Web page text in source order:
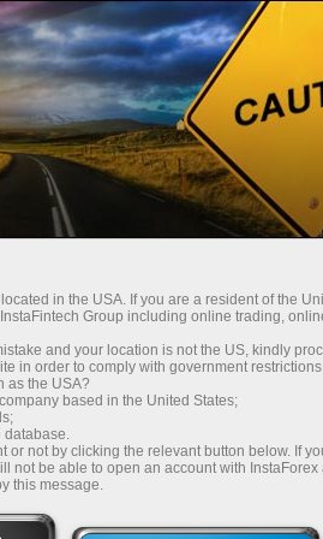
Савдо платформаси
учун Ҳамкорлар учун
ForexCopy тизимида
этамиз.
Кўп пул ишлаб
топишни
хоҳлайсизми?
Фақат
in the USA. If you are a resident of the
Group including online trading,
and your location is not the US, kindly
in order to comply with government
as the USA?
based in the United States;
database.
or not by clicking the relevant button below. If
not be able to open an account with InstaForex
this message.